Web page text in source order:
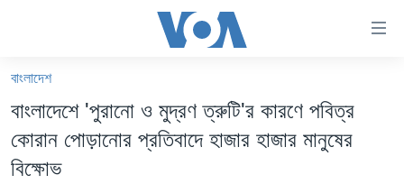
যান।
প্রধান
যান
যুক্তরাষ্ট্র
বাংলাদেশ
বাংলাদেশে 'পুরানো ও মুদ্রণ ত্রুটি'র কারণে পবিত্র
কোরান পোড়ানোর প্রতিবাদে হাজার হাজার মানুষের
বিক্ষোভ